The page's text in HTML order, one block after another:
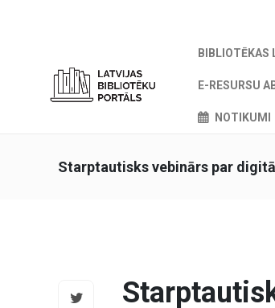
BIBLIOTĒKAS
E-RESURSU
NOTIKUMI
Starptautisks vebinārs par